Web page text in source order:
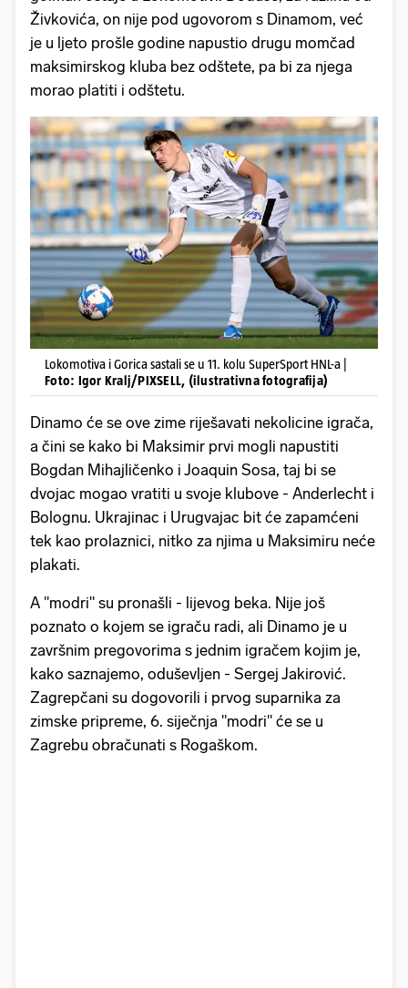
Živkovića, on nije pod ugovorom s Dinamom, već
je u ljeto prošle godine napustio drugu momčad
maksimirskog kluba bez odštete, pa bi za njega
morao platiti i odštetu.
Lokomotiva i Gorica sastali se u 11. kolu SuperSport HNL-a |
Foto: Igor Kralj/PIXSELL, (ilustrativna fotografija)
Dinamo će se ove zime riješavati nekolicine igrača,
a čini se kako bi Maksimir prvi mogli napustiti
Bogdan Mihajličenko i Joaquin Sosa, taj bi se
dvojac mogao vratiti u svoje klubove - Anderlecht i
Bolognu. Ukrajinac i Urugvajac bit će zapamćeni
tek kao prolaznici, nitko za njima u Maksimiru neće
plakati.
A "modri" su pronašli - lijevog beka. Nije još
poznato o kojem se igraču radi, ali Dinamo je u
završnim pregovorima s jednim igračem kojim je,
kako saznajemo, oduševljen - Sergej Jakirović.
Zagrepčani su dogovorili i prvog suparnika za
zimske pripreme, 6. siječnja "modri" će se u
Zagrebu obračunati s Rogaškom.